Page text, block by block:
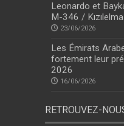
Leonardo et
M-346 /
23/06/2026
Les Émirats
fortement leur
2026
16/06/2026
RETROUVEZ-